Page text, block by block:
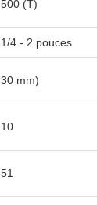
500 (T)
1/4 - 2 pouces
30 mm)
10
51